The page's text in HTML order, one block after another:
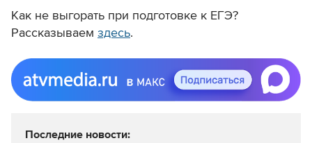
Как не выгорать при подготовке к ЕГЭ?
Рассказываем здесь.
Последние новости: